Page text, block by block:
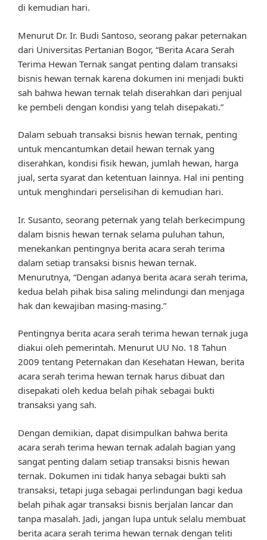
di kemudian hari.
Menurut Dr. Ir. Budi Santoso, seorang pakar peternakan
dari Universitas Pertanian Bogor, “Berita Acara Serah
Terima Hewan Ternak sangat penting dalam transaksi
bisnis hewan ternak karena dokumen ini menjadi bukti
sah bahwa hewan ternak telah diserahkan dari penjual
ke pembeli dengan kondisi yang telah disepakati.”
Dalam sebuah transaksi bisnis hewan ternak, penting
untuk mencantumkan detail hewan ternak yang
diserahkan, kondisi fisik hewan, jumlah hewan, harga
jual, serta syarat dan ketentuan lainnya. Hal ini penting
untuk menghindari perselisihan di kemudian hari.
Ir. Susanto, seorang peternak yang telah berkecimpung
dalam bisnis hewan ternak selama puluhan tahun,
menekankan pentingnya berita acara serah terima
dalam setiap transaksi bisnis hewan ternak.
Menurutnya, “Dengan adanya berita acara serah terima,
kedua belah pihak bisa saling melindungi dan menjaga
hak dan kewajiban masing-masing.”
Pentingnya berita acara serah terima hewan ternak juga
diakui oleh pemerintah. Menurut UU No. 18 Tahun
2009 tentang Peternakan dan Kesehatan Hewan, berita
acara serah terima hewan ternak harus dibuat dan
disepakati oleh kedua belah pihak sebagai bukti
transaksi yang sah.
Dengan demikian, dapat disimpulkan bahwa berita
acara serah terima hewan ternak adalah bagian yang
sangat penting dalam setiap transaksi bisnis hewan
ternak. Dokumen ini tidak hanya sebagai bukti sah
transaksi, tetapi juga sebagai perlindungan bagi kedua
belah pihak agar transaksi bisnis berjalan lancar dan
tanpa masalah. Jadi, jangan lupa untuk selalu membuat
berita acara serah terima hewan ternak dengan teliti